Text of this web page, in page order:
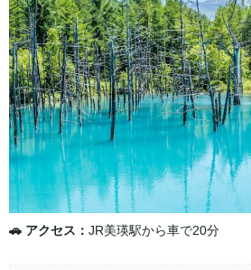
🚗 アクセス： JR美瑛駅から車で20分